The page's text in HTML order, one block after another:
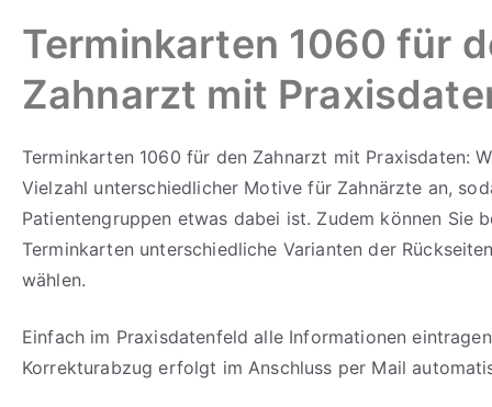
Terminkarten 1060 für
Zahnarzt mit
Terminkarten 1060 für den Zahnarzt mit Praxisdaten:
Vielzahl unterschiedlicher Motive für Zahnärzte an,
Patientengruppen etwas dabei ist. Zudem können Sie
Terminkarten unterschiedliche Varianten der
wählen.
Einfach im Praxisdatenfeld alle Informationen
Korrekturabzug erfolgt im Anschluss per Mail